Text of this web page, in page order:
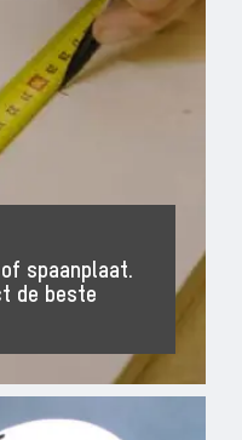
of spaanplaat.
de beste